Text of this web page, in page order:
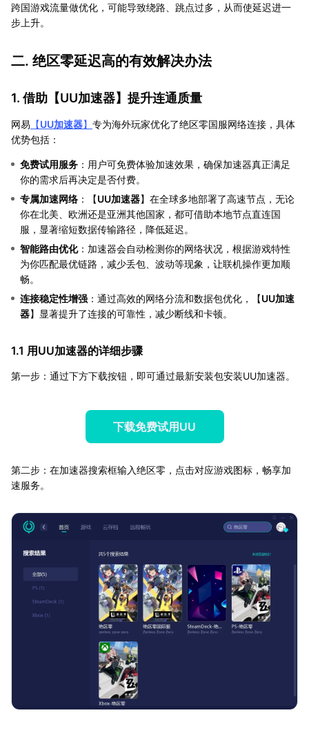
跨国游戏流量做优化，可能导致绕路、跳点过多，从而使延迟进一
步上升。
二. 绝区零延迟高的有效解决办法
1. 借助【UU加速器】提升连通质量
网易 【UU加速器】 专为海外玩家优化了绝区零国服网络连接，具体
优势包括：
免费试用服务 ：用户可免费体验加速效果，确保加速器真正满足
你的需求后再决定是否付费。
专属加速网络 ：【UU加速器】在全球多地部署了高速节点，无论
你在北美、欧洲还是亚洲其他国家，都可借助本地节点直连国
服，显著缩短数据传输路径，降低延迟。
智能路由优化：加速器会自动检测你的网络状况，根据游戏特性
为你匹配最优链路，减少丢包、波动等现象，让联机操作更加顺
畅。
连接稳定性增强 ：通过高效的网络分流和数据包优化，【UU加速
器】显著提升了连接的可靠性，减少断线和卡顿。
1.1 用UU加速器的详细步骤
第一步：通过下方下载按钮，即可通过最新安装包安装UU加速器。
下载免费试用UU
第二步：在加速器搜索框输入绝区零，点击对应游戏图标，畅享加
速服务。